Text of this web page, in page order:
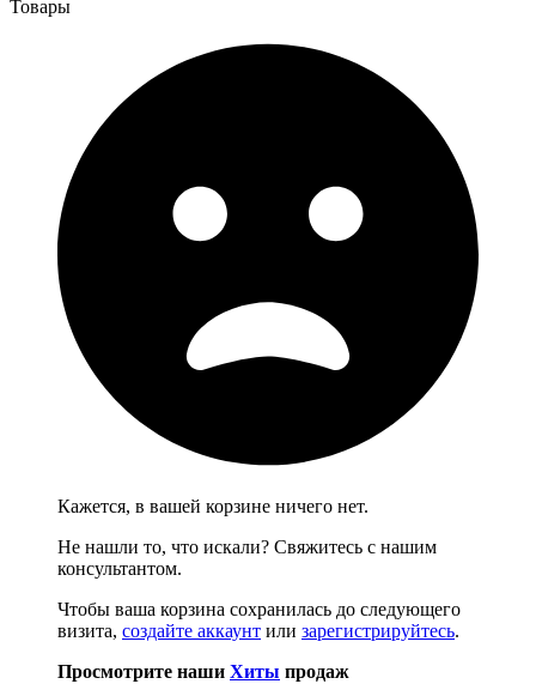
Товары
Кажется, в вашей корзине ничего нет.
Не нашли то, что искали? Свяжитесь с нашим
консультантом.
Чтобы ваша корзина сохранилась до следующего
визита, создайте аккаунт или зарегистрируйтесь.
Просмотрите наши Хиты продаж